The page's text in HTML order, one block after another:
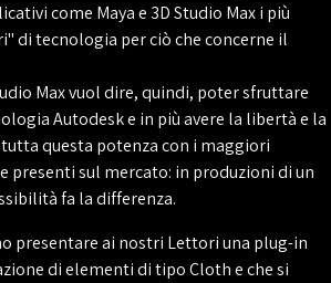
come Maya e 3D Studio Max i più
di tecnologia per ciò che concerne il
Max vuol dire, quindi, poter sfruttare
Autodesk e in più avere la libertà e la
questa potenza con i maggiori
presenti sul mercato: in produzioni di un
fa la differenza.
presentare ai nostri Lettori una plug-in
di elementi di tipo Cloth e che si